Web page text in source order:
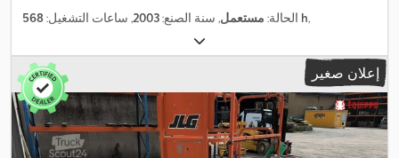
الحالة: مستعمل, سنة الصنع:2003, ساعات التشغيل: 568 h,
إعلان صغير